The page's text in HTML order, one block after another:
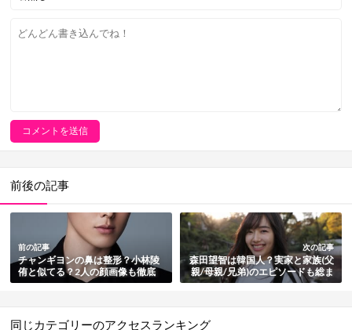
前後の記事
前の記事
チャンギヨンの鼻は整形？小林陵
侑と似てる？2人の顔画像も徹底
比較
次の記事
森田望智は韓国人？実家と家族(父
親/母親/兄弟)のエピソードも総ま
とめ
同じカテゴリーのアクセスランキング